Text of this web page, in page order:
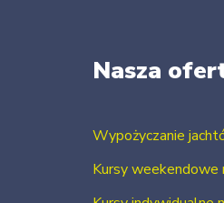
Nasza
Wypożyczanie
Kursy